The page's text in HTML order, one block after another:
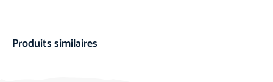
Produits similaires